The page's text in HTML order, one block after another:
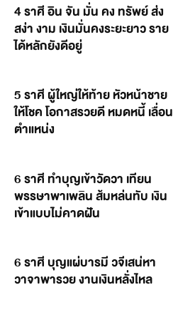
4 ราศี อิน จัน มั่น คง ทรัพย์ ส่ง
สง่า งาม เงินมั่นคงระยะยาว ราย
ได้หลักยังดีอยู่
5 ราศี ผู้ใหญ่ให้ท้าย หัวหน้าชาย
ให้โชค โอกาสรวยดี หมดหนี้ เลื่อน
ตำแหน่ง
6 ราศี ทำบุญเข้าวัดวา เทียน
พรรษาพาเพลิน ส้มหล่นทับ เงิน
เข้าแบบไม่คาดฝัน
6 ราศี บุญแผ่บารมี วจีเสน่หา
วาจาพารวย งานเงินหลั่งไหล